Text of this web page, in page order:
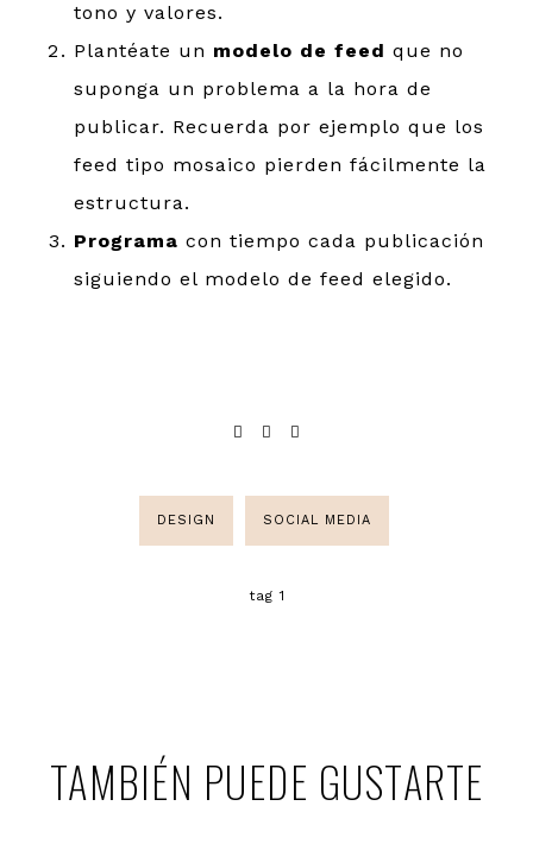
tono y valores.
Plantéate un modelo de feed que no
suponga un problema a la hora de
publicar. Recuerda por ejemplo que los
feed tipo mosaico pierden fácilmente la
estructura.
Programa con tiempo cada publicación
siguiendo el modelo de feed elegido.
DESIGN SOCIAL MEDIA
tag 1
TAMBIÉN PUEDE GUSTARTE